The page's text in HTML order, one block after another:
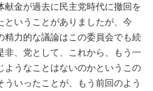
献金が過去に民主党時代に撤回を
ということがありましたが、今
精力的な議論はこの委員会でも続
非、党として、これから、もう一
ようなことはないのかというこの
いったことが、もう前回のよう